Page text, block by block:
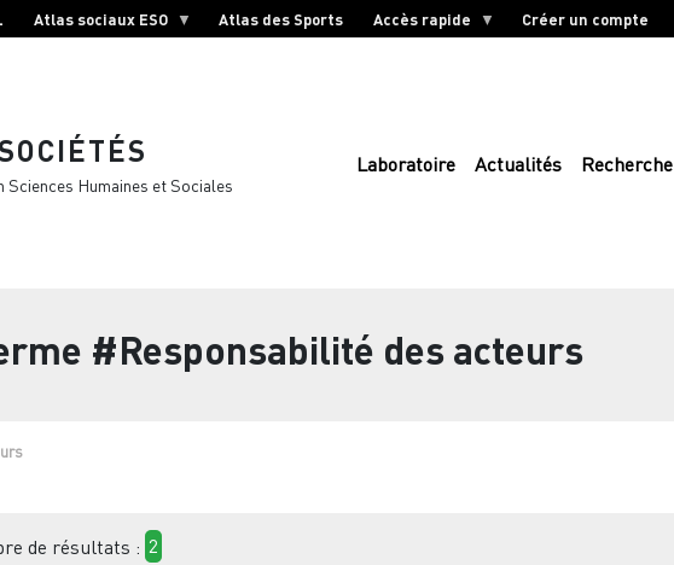
Atlas sociaux ESO Atlas des Sports Accès rapide Créer un compte
Humaines et Sociales
Laboratoire Actualités Recherche
#Responsabilité des acteurs
de résultats : 2